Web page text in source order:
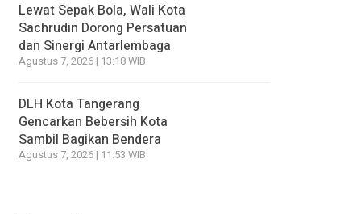
Lewat Sepak Bola, Wali Kota
Sachrudin Dorong Persatuan
dan Sinergi Antarlembaga
Agustus 7, 2026 | 13:18 WIB
DLH Kota Tangerang
Gencarkan Bebersih Kota
Sambil Bagikan Bendera
Agustus 7, 2026 | 11:53 WIB